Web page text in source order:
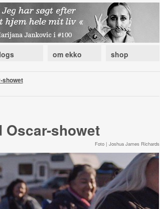
om ekko shop
showet
showet
Foto | Joshua James Richards